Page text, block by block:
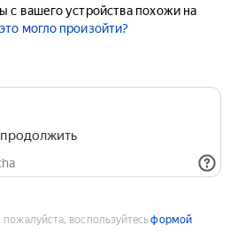
с вашего устройства похожи на
могло произойти?
воспользуйтесьформой